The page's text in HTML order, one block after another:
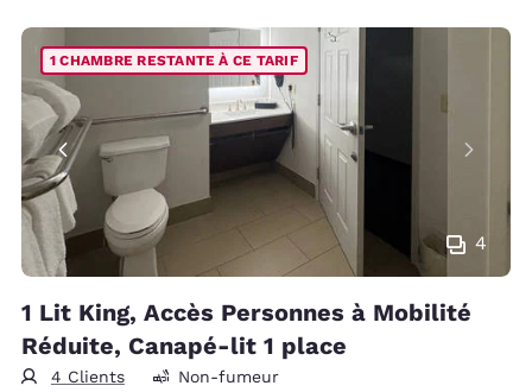
4
1 CHAMBRE RESTANTE À CE TARIF
1 Lit King, Accès Personnes à Mobilité
Réduite, Canapé-lit 1 place
4 Clients
Non-fumeur